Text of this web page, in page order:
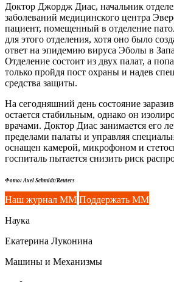
Доктор Джордж Диас, начальник
заболеваний медицинского центра
пациент, помещенный в отделение
для этого отделения, хотя оно было
ответ на эпидемию вируса Эболы в
Отделение состоит из двух палат, а
только пройдя пост охраны и надев
средства защиты.
На сегодняшний день состояние
остается стабильным, однако он
врачами. Доктор Диас занимается его
пределами палаты и управляя
оснащен камерой, микрофоном и
госпиталь пытается снизить риск
Фото: Axel Schmidt/Reuters
Наш журнал ММ Поддержать ММ
Наука
Екатерина Луконина
Машины и Механизмы